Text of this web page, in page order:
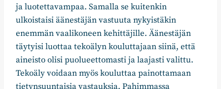
ja luotettavampaa. Samalla se kuitenkin
ulkoistaisi äänestäjän vastuuta nykyistäkin
enemmän vaalikoneen kehittäjille. Äänestäjän
täytyisi luottaa tekoälyn kouluttajaan siinä, että
aineisto olisi puolueettomasti ja laajasti valittu.
Tekoäly voidaan myös kouluttaa painottamaan
tietynsuuntaisia vastauksia. Pahimmassa